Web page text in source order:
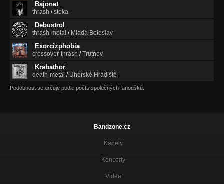
Bajonet
thrash /stoka
Debustrol
thrash-metal / Mladá Boleslav
Exorcizphobia
crossover-thrash /Trutnov
Krabathor
death-metal / Uherské Hradiště
Podobnost se určuje podle počtu společných fanoušků.
Bandzone.cz
Kapely
Koncerty
Videa